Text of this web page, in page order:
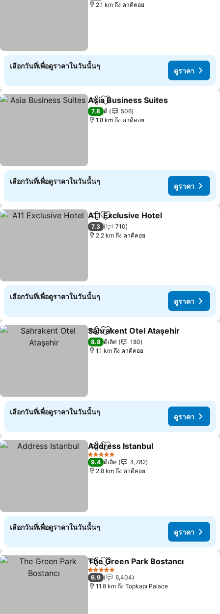
2.1 km ถึง คาดีคอย
เลือกวันที่เพื่อดูราคาในวันนั้นๆ
ดูราคา
แชร์ เพิ่มในรายการโปรด
Asia Business Suites
7.8 ดี
506
1.8 km ถึง คาดีคอย
เลือกวันที่เพื่อดูราคาในวันนั้นๆ
ดูราคา
แชร์ เพิ่มในรายการโปรด
A11 Exclusive Hotel
7.3
710
2.2 km ถึง คาดีคอย
เลือกวันที่เพื่อดูราคาในวันนั้นๆ
ดูราคา
แชร์ เพิ่มในรายการโปรด
Sahrakent Otel Ataşehir
8.8 ดีเลิศ
180
1.1 km ถึง คาดีคอย
เลือกวันที่เพื่อดูราคาในวันนั้นๆ
ดูราคา
แชร์ เพิ่มในรายการโปรด
Address Istanbul
5 ดาว
9.4 ดีเลิศ
4,782
2.8 km ถึง คาดีคอย
เลือกวันที่เพื่อดูราคาในวันนั้นๆ
ดูราคา
แชร์ เพิ่มในรายการโปรด
The Green Park Bostancı
5 ดาว
6.9
6,404
11.8 km ถึง Topkapı Palace